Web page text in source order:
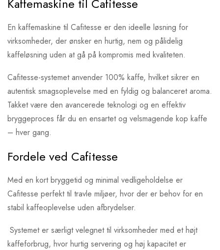
Kaffemaskine til Cafitesse
En kaffemaskine til Cafitesse er den ideelle løsning for
virksomheder, der ønsker en hurtig, nem og pålidelig
kaffeløsning uden at gå på kompromis med kvaliteten.
Cafitesse-systemet anvender 100% kaffe, hvilket sikrer en
autentisk smagsoplevelse med en fyldig og balanceret aroma.
Takket være den avancerede teknologi og en effektiv
bryggeproces får du en ensartet og velsmagende kop kaffe
– hver gang.
Fordele ved Cafitesse
Med en kort bryggetid og minimal vedligeholdelse er
Cafitesse perfekt til travle miljøer, hvor der er behov for en
stabil kaffeoplevelse uden afbrydelser.
Systemet er særligt velegnet til virksomheder med et højt
kaffeforbrug, hvor hurtig servering og høj kapacitet er